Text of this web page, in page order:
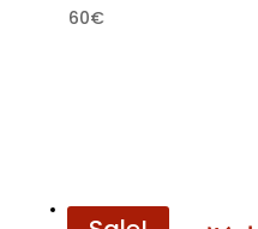
60€